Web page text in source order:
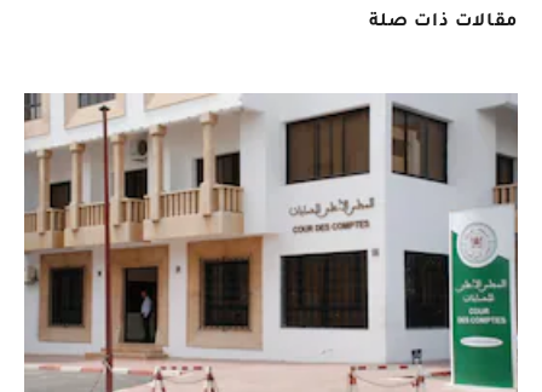
مقالات ذات صلة